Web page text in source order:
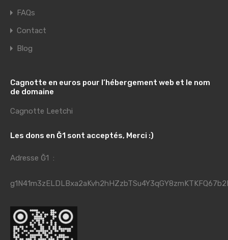
FAQs
Contact
Blog
Cagnotte en euros pour l’hébergement web et le nom
de domaine
Cagnotte Leetchi
Les dons en Ğ1 sont acceptés, Merci :)
Adresse Ğ1 :